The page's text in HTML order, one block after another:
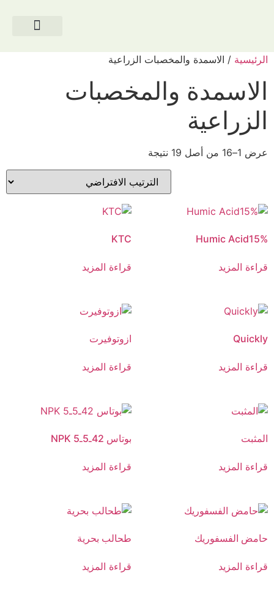
الرئيسية / الاسمدة والمخصبات الزراعية
الاسمدة والمخصبات
الزراعية
عرض 1–16 من أصل 19 نتيجة
Humic Acid15%
قراءة المزيد
KTC
قراءة المزيد
Quickly
قراءة المزيد
ازوتوفيرت
قراءة المزيد
المثبت
قراءة المزيد
بوتاس 42ـ5ـ5 NPK
قراءة المزيد
حامض الفسفوريك
قراءة المزيد
طحالب بحرية
قراءة المزيد